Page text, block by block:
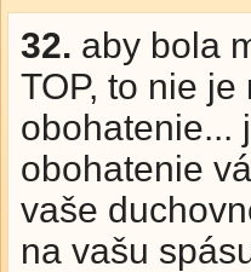
32. aby bola
TOP, to nie je
obohatenie...
obohatenie
vaše
na vašu